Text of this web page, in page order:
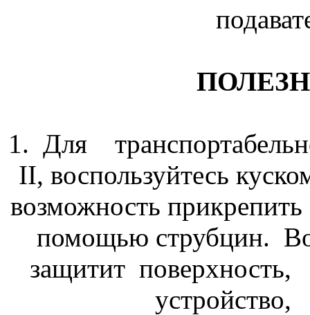
1. Для
II, воспользуйтесь
возможность
помощью струбцин.
защитит